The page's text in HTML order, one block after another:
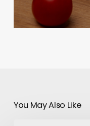
You May Also Like